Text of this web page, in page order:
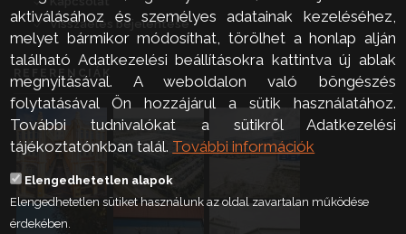
Visszaélés bejelentése
aktiválásához és személyes adatainak kezeléséhez,
melyet bármikor módosíthat, törölhet a honlap alján
található Adatkezelési beállításokra kattintva új ablak
megnyitásával. A weboldalon való böngészés
folytatásával Ön hozzájárul a sütik használatához.
További tudnivalókat a sütikről Adatkezelési
tájékoztatónkban talál. További információk
Elengedhetetlen alapok
Elengedhetetlen sütiket használunk az oldal zavartalan működése
érdekében.